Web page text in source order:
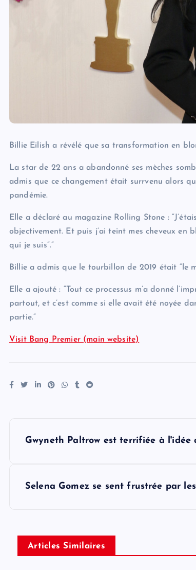
Billie Eilish a révélé que sa transformation en
La star de 22 ans a abandonné ses mèches
admis que ce changement était surrvenu alors
pandémie.
Elle a déclaré au magazine Rolling Stone :
objectivement. Et puis j’ai teint mes cheveux en
qui je suis”.”
Billie a admis que le tourbillon de 2019 était “le
Elle a ajouté : “Tout ce processus m’a donné
partout, et c’est comme si elle avait été noyée
partie.”
Visit Bang Premier (main website)
Gwyneth Paltrow est terrifiée à
Selena Gomez se sent frustrée par
Articles Similaires